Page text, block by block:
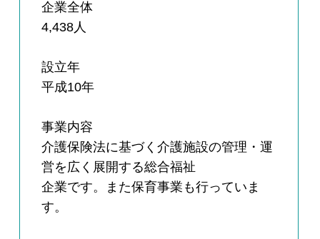
企業全体
4,438人
設立年
平成10年
事業内容
介護保険法に基づく介護施設の管理・運
営を広く展開する総合福祉
企業です。また保育事業も行っていま
す。